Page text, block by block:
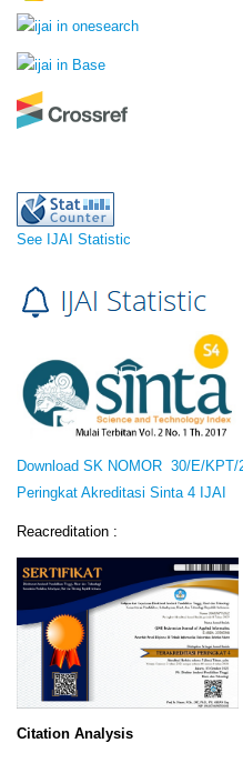
See IJAI Statistic
Download SK NOMOR 30/E/KPT/
Peringkat Akreditasi Sinta 4 IJAI
Reacreditation :
Citation Analysis